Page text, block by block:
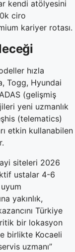
kendi atölyesini
ciro
kariyer rotası.
hızla
Togg, Hyundai
(gelişmiş
yeni uzmanlık
(telematics)
etkin kullanabilen
siteleri 2026
ustalar 4-6
yakınlık,
Türkiye
bir lokasyon
birlikte Kocaeli
uzmanı”